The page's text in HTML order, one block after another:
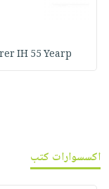
IH 55 Yearp
اكسسوارات كتب